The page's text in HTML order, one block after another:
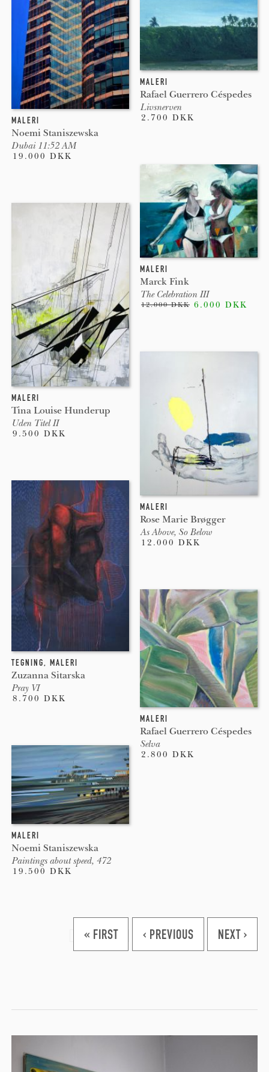
MALERI
Noemi Staniszewska
Dubai 11:52 AM
19.000 DKK
MALERI
Tina Louise Hunderup
Uden Titel II
9.500 DKK
TEGNING, MALERI
Zuzanna Sitarska
Pray VI
8.700 DKK
MALERI
Noemi Staniszewska
Paintings about speed, 472
19.500 DKK
MALERI
Rafael Guerrero Céspedes
Livsnerven
2.700 DKK
MALERI
Marck Fink
The Celebration III
12.000 DKK 6.000 DKK
MALERI
Rose Marie Brøgger
As Above, So Below
12.000 DKK
MALERI
Rafael Guerrero Céspedes
Selva
2.800 DKK
« FIRST ‹ PREVIOUS NEXT ›